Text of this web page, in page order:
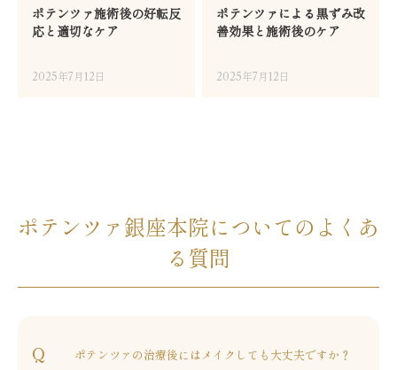
ポテンツァ施術後の好転反
応と適切なケア
2025年7月12日
ポテンツァによる黒ずみ改
善効果と施術後のケア
2025年7月12日
ポテンツァ銀座本院についてのよくあ
る質問
ポテンツァの治療後にはメイクしても大丈夫ですか？